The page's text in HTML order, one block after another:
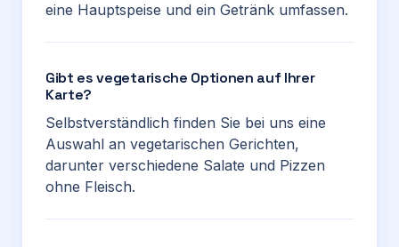
eine Hauptspeise und ein Getränk umfassen.
Gibt es vegetarische Optionen auf Ihrer
Karte?
Selbstverständlich finden Sie bei uns eine
Auswahl an vegetarischen Gerichten,
darunter verschiedene Salate und Pizzen
ohne Fleisch.